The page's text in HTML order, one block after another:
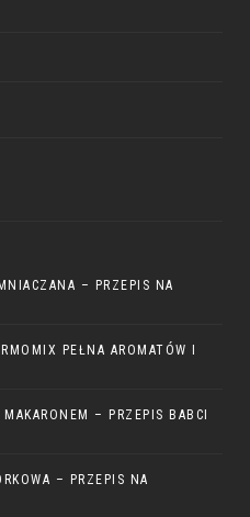
– PRZEPIS NA
PEŁNA AROMATÓW I
– PRZEPIS BABCI
– PRZEPIS NA